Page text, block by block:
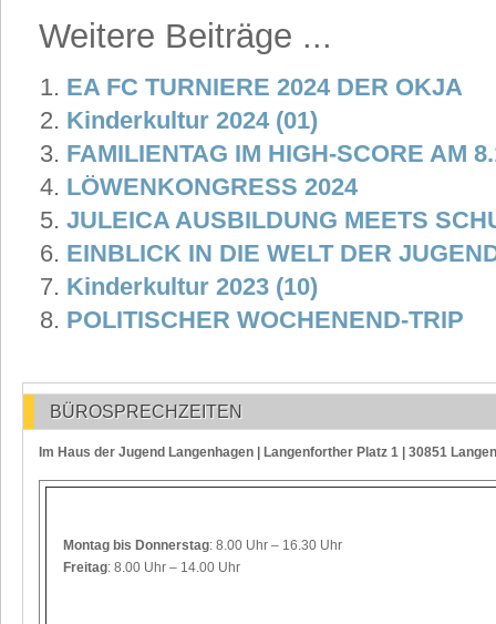
Weitere Beiträge ...
EA FC TURNIERE 2024 DER OKJA
Kinderkultur 2024 (01)
FAMILIENTAG IM HIGH-SCORE AM
LÖWENKONGRESS 2024
JULEICA AUSBILDUNG MEETS
EINBLICK IN DIE WELT DER
Kinderkultur 2023 (10)
POLITISCHER WOCHENEND-TRIP
BÜROSPRECHZEITEN
Im Haus der Jugend Langenhagen | Langenforther Platz 1 | 30851
Montag bis Donnerstag: 8.00 Uhr – 16.30 Uhr
Freitag: 8.00 Uhr – 14.00 Uhr